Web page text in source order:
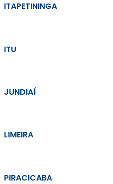
ITAPETININGA
ITU
JUNDIAÍ
LIMEIRA
PIRACICABA